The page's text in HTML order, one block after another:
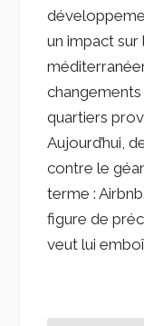
un impact sur
quartiers
Aujourd’hui,
contre le
terme :
figure de
veut lui